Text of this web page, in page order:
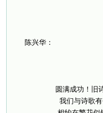
陈兴华：
圆满成功！旧诗新意
我们与诗歌有个